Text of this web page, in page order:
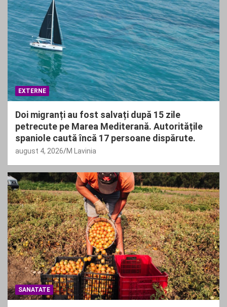
EXTERNE
Doi migranți au fost salvați după 15 zile
petrecute pe Marea Mediterană. Autoritățile
spaniole caută încă 17 persoane dispărute.
august 4, 2026 M Lavinia
SANATATE